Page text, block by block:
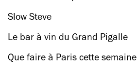
30 octobre
Slow Steve
Le bar à vin du Grand Pigalle
Que faire à Paris cette